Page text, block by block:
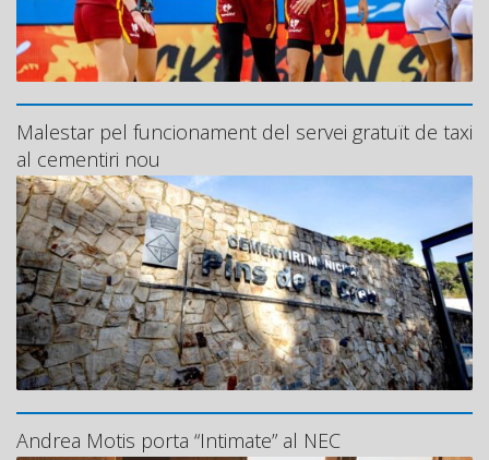
Malestar pel funcionament del servei gratuït de taxi
al cementiri nou
Andrea Motis porta “Intimate” al NEC